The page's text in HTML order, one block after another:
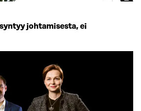
johtamisesta, ei